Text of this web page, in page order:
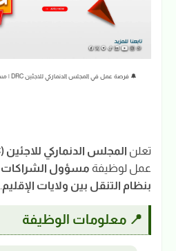
🔔 فرصة عمل في المجلس الدنماركي للاجئين DRC | مسؤول الشراكات Partnership Officer
تعلن المجلس الدنماركي للاجئين (DRC)
عمل لوظيفة مسؤول الشراكات
بنظام التنقل بين ولايات الإقليم.
📍 معلومات الوظيفة